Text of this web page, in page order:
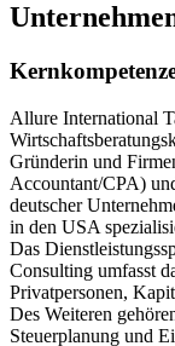
Allure International
Gründerin und
Accountant/CPA)
deutscher
in den USA
Das
Consulting umfasst
Privatpersonen,
Des Weiteren
Steuerplanung und